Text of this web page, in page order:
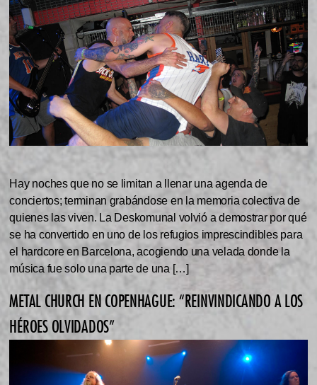
Hay noches que no se limitan a llenar una agenda de
conciertos; terminan grabándose en la memoria colectiva de
quienes las viven. La Deskomunal volvió a demostrar por qué
se ha convertido en uno de los refugios imprescindibles para
el hardcore en Barcelona, acogiendo una velada donde la
música fue solo una parte de una […]
METAL CHURCH EN COPENHAGUE: “REINVINDICANDO A LOS
HÉROES OLVIDADOS”